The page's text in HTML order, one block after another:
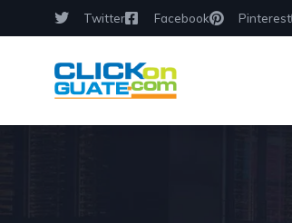
Twitter Facebook Pinterest